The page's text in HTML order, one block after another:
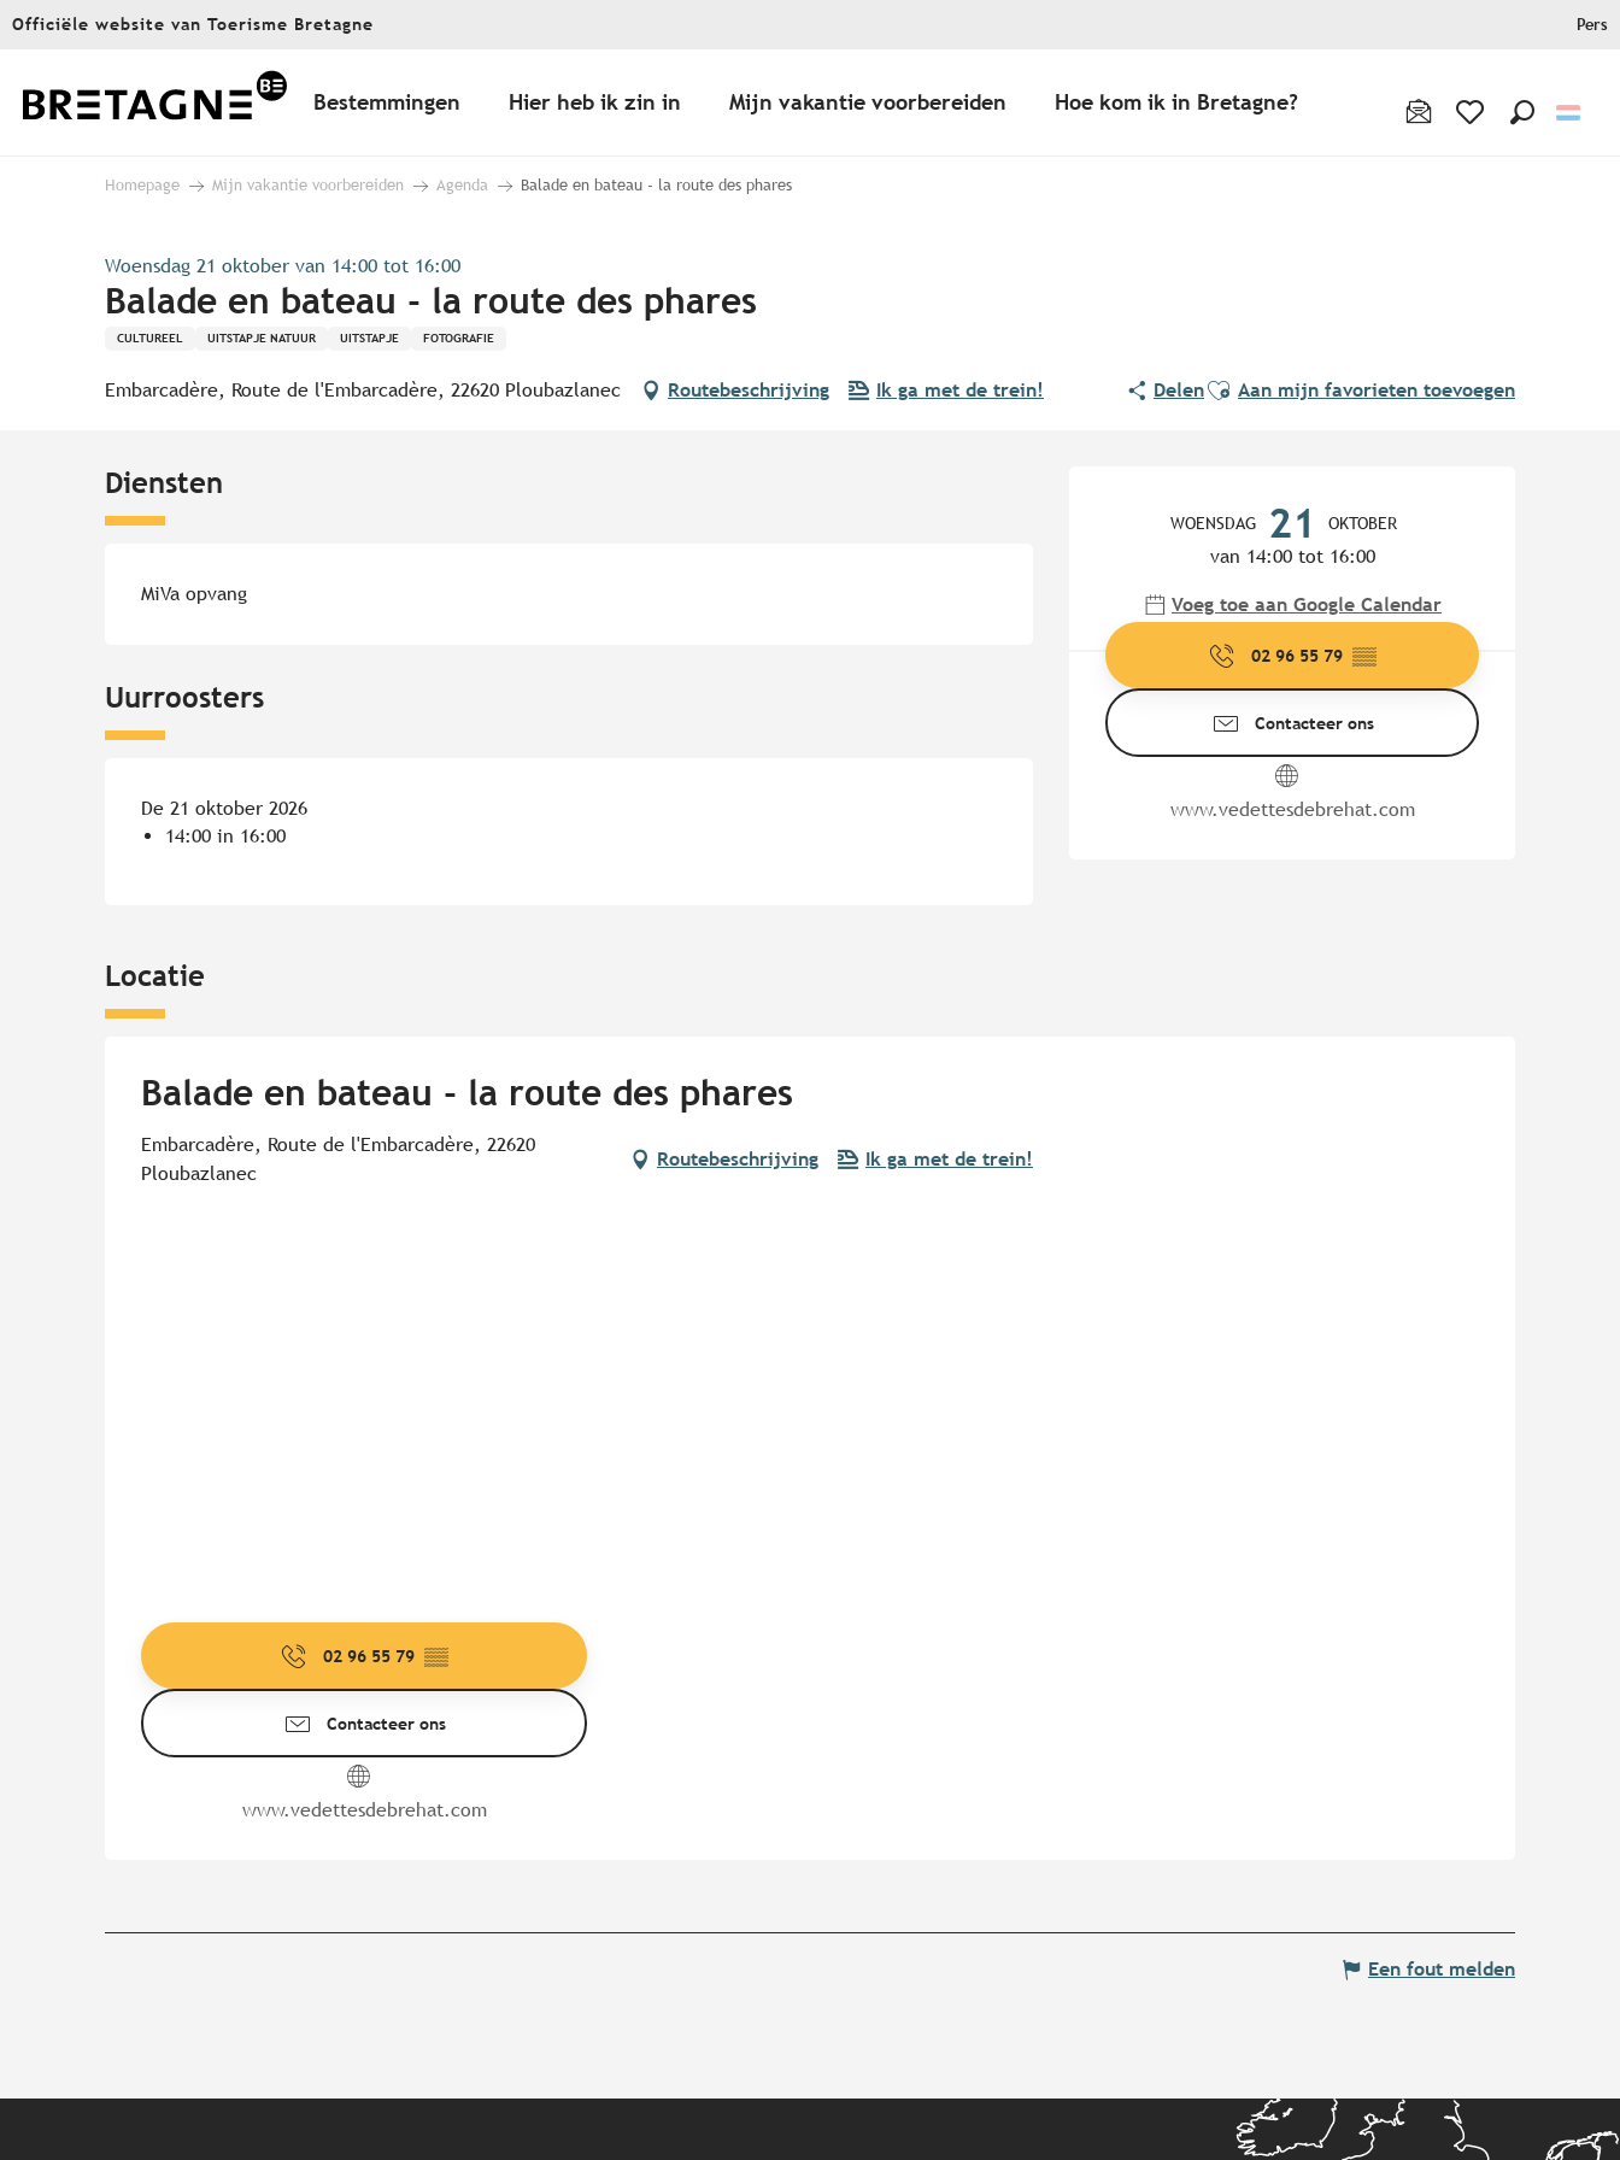
Aller
principal
Officiële website van Toerisme Bretagne Pers
Bestemmingen Hier heb ik zin in Mijn vakantie voorbereiden Hoe kom ik in Bretagne?
Homepage Mijn vakantie voorbereiden Agenda Balade en bateau - la route des phares
Woensdag 21 oktober van 14:00 tot 16:00
Balade en bateau - la route des phares
CULTUREEL UITSTAPJE NATUUR UITSTAPJE FOTOGRAFIE
Embarcadère, Route de l'Embarcadère, 22620 Ploubazlanec Routebeschrijving Ik ga met de trein! DelenAjouter aux favoris
Aan mijn favorieten toevoegen
WOENSDAG 21 OKTOBER
van 14:00 tot 16:00
Voeg toe aan Google Calendar
02 96 55 79 ▒▒
Contacteer ons
www.vedettesdebrehat.com
Diensten
MiVa opvang
Uurroosters
De 21 oktober 2026
14:00 in 16:00
Locatie
Balade en bateau - la route des phares
Embarcadère, Route de l'Embarcadère, 22620
Ploubazlanec
Routebeschrijving Ik ga met de trein!
02 96 55 79 ▒▒
Contacteer ons
www.vedettesdebrehat.com
Een fout melden